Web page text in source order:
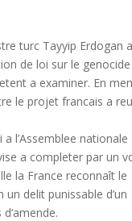
turc Tayyip Erdogan a
de loi sur le genocide
a examiner. En
le projet francais a
l’Assemblee nationale
a completer par un
la France reconnaît le
delit punissable d’un